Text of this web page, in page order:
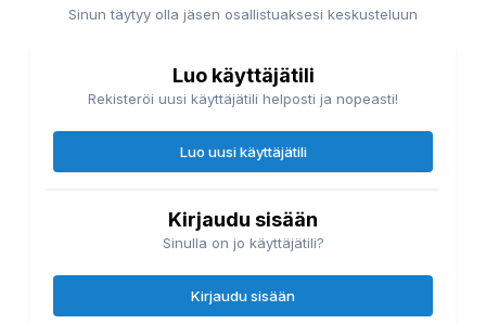
Sinun täytyy olla jäsen osallistuaksesi keskusteluun
Luo käyttäjätili
Rekisteröi uusi käyttäjätili helposti ja nopeasti!
Luo uusi käyttäjätili
Kirjaudu sisään
Sinulla on jo käyttäjätili?
Kirjaudu sisään